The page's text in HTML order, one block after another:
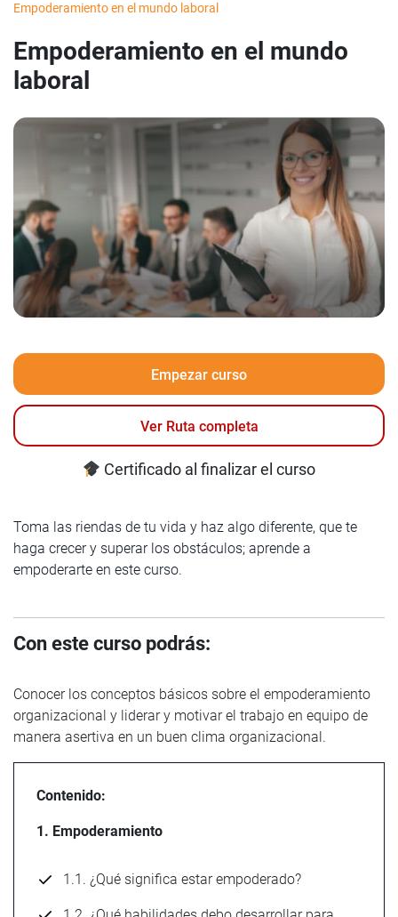
Empoderamiento en el mundo laboral
Empoderamiento en el mundo
laboral
Empezar curso
Ver Ruta completa
Certificado al finalizar el curso
Toma las riendas de tu vida y haz algo diferente, que te
haga crecer y superar los obstáculos; aprende a
empoderarte en este curso.
Con este curso podrás:
Conocer los conceptos básicos sobre el empoderamiento
organizacional y liderar y motivar el trabajo en equipo de
manera asertiva en un buen clima organizacional.
Contenido:
1. Empoderamiento
1.1. ¿Qué significa estar empoderado?